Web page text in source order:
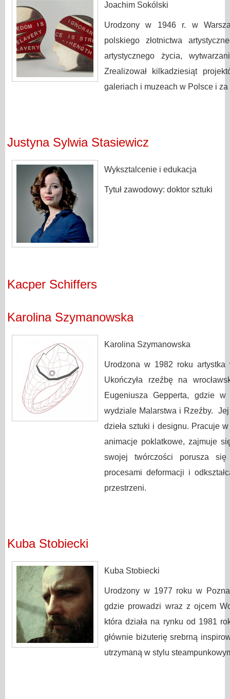
Joachim Sokólski
Urodzony w 1946 r. w
polskiego złotnictwa
artystycznego życia,
Zrealizował kilkadziesiąt
galeriach i muzeach w Polsce i za
Justyna Sylwia Stasiewicz
Wyksztalcenie i edukacja
Tytuł zawodowy: doktor sztuki
Kacper Schiffers
Karolina Szymanowska
Karolina Szymanowska
Urodzona w 1982 roku artystka
Ukończyła rzeźbę na
Eugeniusza Gepperta, gdzie
wydziale Malarstwa i Rzeźby.
dzieła sztuki i designu. Pracuje
animacje poklatkowe, zajmuje
swojej twórczości porusza
procesami deformacji i
przestrzeni.
Kuba Stobiecki
Kuba Stobiecki
Urodzony w 1977 roku w
gdzie prowadzi wraz z ojcem
która działa na rynku od 1981
głównie biżuterię srebrną
utrzymaną w stylu